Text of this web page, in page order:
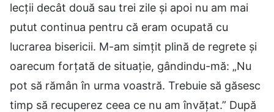
lecții decât două sau trei zile și apoi nu am mai
putut continua pentru că eram ocupată cu
lucrarea bisericii. M-am simțit plină de regrete și
oarecum forțată de situație, gândindu-mă: „Nu
pot să rămân în urma voastră. Trebuie să găsesc
timp să recuperez ceea ce nu am învățat.” După